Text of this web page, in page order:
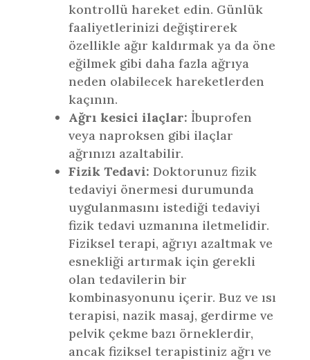
kontrollü hareket edin. Günlük
faaliyetlerinizi değiştirerek
özellikle ağır kaldırmak ya da öne
eğilmek gibi daha fazla ağrıya
neden olabilecek hareketlerden
kaçının.
Ağrı kesici ilaçlar: İbuprofen
veya naproksen gibi ilaçlar
ağrınızı azaltabilir.
Fizik Tedavi: Doktorunuz fizik
tedaviyi önermesi durumunda
uygulanmasını istediği tedaviyi
fizik tedavi uzmanına iletmelidir.
Fiziksel terapi, ağrıyı azaltmak ve
esnekliği artırmak için gerekli
olan tedavilerin bir
kombinasyonunu içerir. Buz ve ısı
terapisi, nazik masaj, gerdirme ve
pelvik çekme bazı örneklerdir,
ancak fiziksel terapistiniz ağrı ve